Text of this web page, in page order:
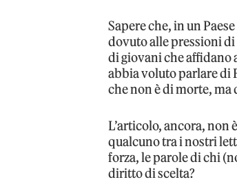
Sapere che, in un
dovuto alle pressioni
di giovani che affidano
abbia voluto parlare di
che non è di morte,
L’articolo, ancora,
qualcuno tra i nostri
forza, le parole di chi
diritto di scelta?